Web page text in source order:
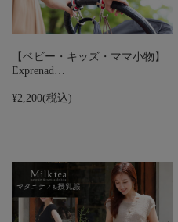
【ベビー・キッズ・ママ小物】
Exprenad…
¥2,200(税込)